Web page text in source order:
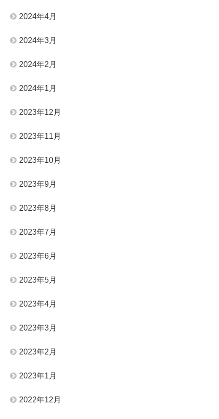
2024年4月
2024年3月
2024年2月
2024年1月
2023年12月
2023年11月
2023年10月
2023年9月
2023年8月
2023年7月
2023年6月
2023年5月
2023年4月
2023年3月
2023年2月
2023年1月
2022年12月